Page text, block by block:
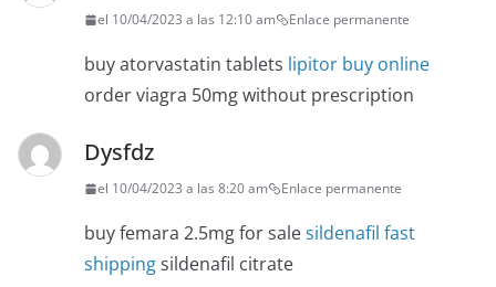
el 10/04/2023 a las 12:10 am Enlace permanente
buy atorvastatin tablets lipitor buy online
order viagra 50mg without prescription
Dysfdz
el 10/04/2023 a las 8:20 am Enlace permanente
buy femara 2.5mg for salesildenafil fast
shippingsildenafil citrate